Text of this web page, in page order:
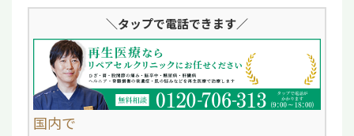
n
e
c
e
b
o
＼タップで電話できます／
国内で